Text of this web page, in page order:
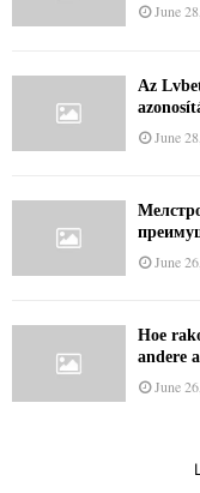
June
Az
June
June
Hoe
andere
June